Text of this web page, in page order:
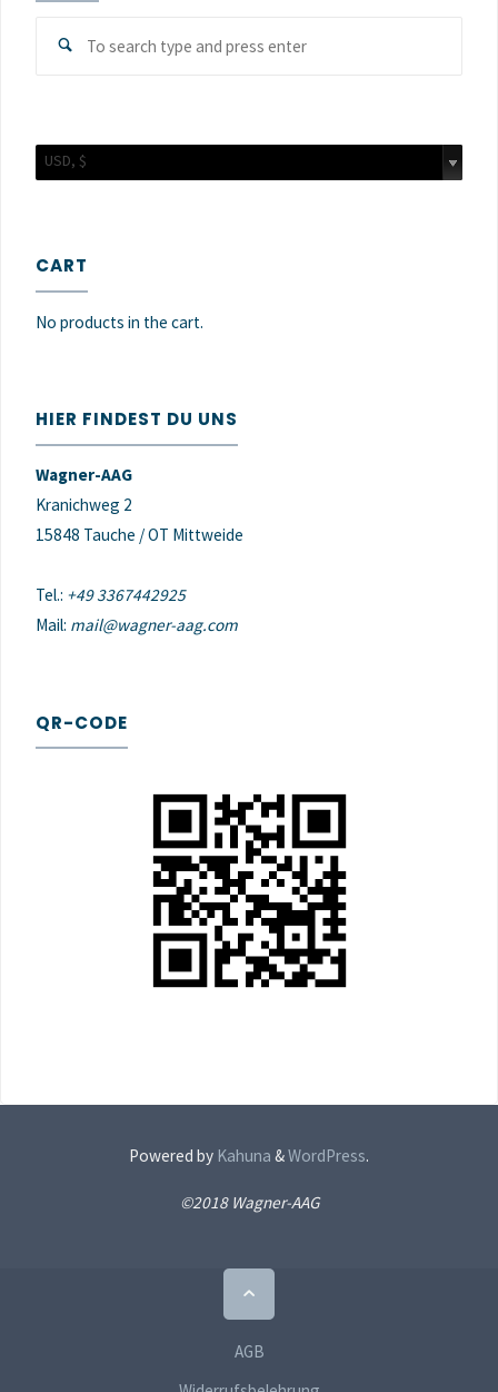
Search
USD, $
CART
No products in the cart.
HIER FINDEST DU UNS
Wagner-AAG
Kranichweg 2
15848 Tauche / OT Mittweide
Tel.: +49 3367442925
Mail: mail@wagner-aag.com
QR-CODE
Powered by Kahuna &WordPress.
©2018 Wagner-AAG
AGB
Back
to
Top